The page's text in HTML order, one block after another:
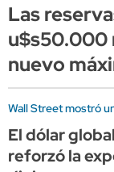
Las
u$s50.000
nuevo
Wall Street mostró
El dólar
reforzó la